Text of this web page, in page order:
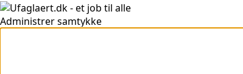
Administrer samtykke